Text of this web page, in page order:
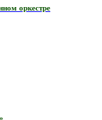
оркестре